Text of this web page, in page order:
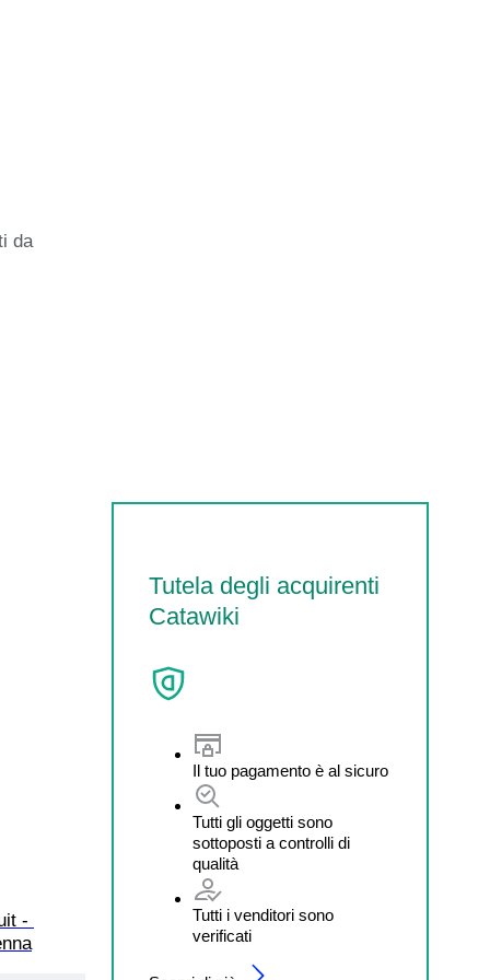
da
Tutela degli acquirenti
Catawiki
Il tuo pagamento è al sicuro
Tutti gli oggetti sono
sottoposti a controlli di
qualità
Tutti i venditori sono
verificati
-